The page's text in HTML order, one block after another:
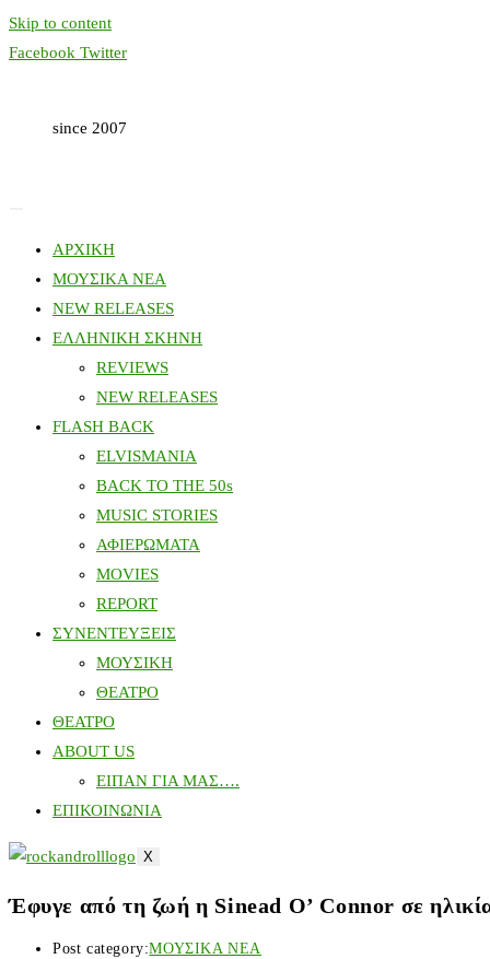
Skip to content
Facebook Twitter
since 2007
ΑΡΧΙΚΗ
ΜΟΥΣΙΚΑ ΝΕΑ
NEW RELEASES
ΕΛΛΗΝΙΚΗ ΣΚΗΝΗ
REVIEWS
NEW RELEASES
FLASH BACK
ELVISMANIA
BACK TO THE 50s
MUSIC STORIES
ΑΦΙΕΡΩΜΑΤΑ
MOVIES
REPORT
ΣΥΝΕΝΤΕΥΞΕΙΣ
ΜΟΥΣΙΚΗ
ΘΕΑΤΡΟ
ΘΕΑΤΡΟ
ABOUT US
ΕΙΠΑΝ ΓΙΑ ΜΑΣ….
ΕΠΙΚΟΙΝΩΝΙΑ
X
Έφυγε από τη ζωή η Sinead O’ Connor σε
Post category:ΜΟΥΣΙΚΑ ΝΕΑ